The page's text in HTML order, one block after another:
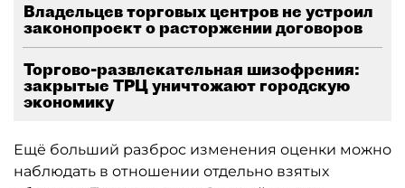
Владельцев торговых центров не устроил
законопроект о расторжении договоров
Торгово-развлекательная шизофрения:
закрытые ТРЦ уничтожают городскую
экономику
Ещё больший разброс изменения оценки можно
наблюдать в отношении отдельно взятых